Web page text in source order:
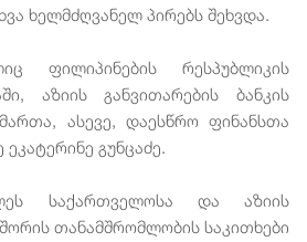
ხელმძღვანელ პირებს შეხვდა.
ფილიპინების რესპუბლიკის
აზიის განვითარების ბანკის
ასევე, დაესწრო ფინანსთა
გუნცაძე.
საქართველოსა და აზიის
თანამშრომლობის საკითხები